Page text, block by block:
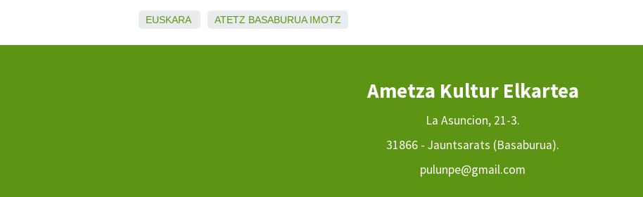
EUSKARA ATETZ BASABURUA IMOTZ
Ametza Kultur Elkartea
La Asuncion, 21-3.
31866 - Jauntsarats (Basaburua).
pulunpe@gmail.com